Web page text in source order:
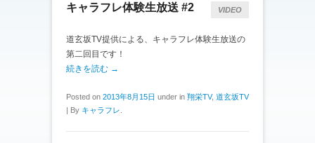
キャラフレ体験生放送 #2 VIDEO
道玄坂TV提供による、キャラフレ体験生放送の
第二回目です！
続きを読む →
Posted on 2013年8月15日 under in 翔栄TV, 道玄坂TV
| By キャラフレ